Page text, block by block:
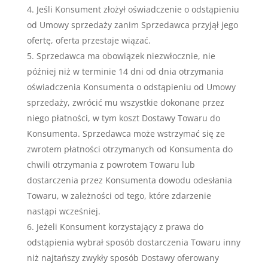
Jeśli Konsument złożył oświadczenie o odstąpieniu
od Umowy sprzedaży zanim Sprzedawca przyjął jego
ofertę, oferta przestaje wiązać.
Sprzedawca ma obowiązek niezwłocznie, nie
później niż w terminie 14 dni od dnia otrzymania
oświadczenia Konsumenta o odstąpieniu od Umowy
sprzedaży, zwrócić mu wszystkie dokonane przez
niego płatności, w tym koszt Dostawy Towaru do
Konsumenta. Sprzedawca może wstrzymać się ze
zwrotem płatności otrzymanych od Konsumenta do
chwili otrzymania z powrotem Towaru lub
dostarczenia przez Konsumenta dowodu odesłania
Towaru, w zależności od tego, które zdarzenie
nastąpi wcześniej.
Jeżeli Konsument korzystający z prawa do
odstąpienia wybrał sposób dostarczenia Towaru inny
niż najtańszy zwykły sposób Dostawy oferowany